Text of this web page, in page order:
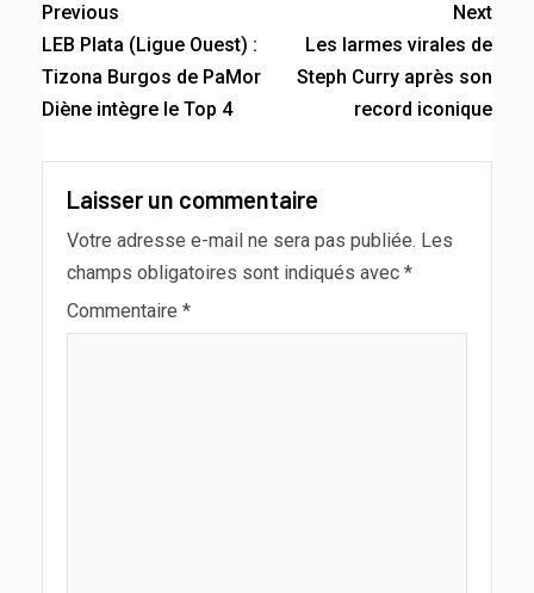
Previous
LEB Plata (Ligue Ouest) :
Tizona Burgos de PaMor
Diène intègre le Top 4
Next
Les larmes virales de
Steph Curry après son
record iconique
Laisser un commentaire
Votre adresse e-mail ne sera pas publiée. Les
champs obligatoires sont indiqués avec *
Commentaire *